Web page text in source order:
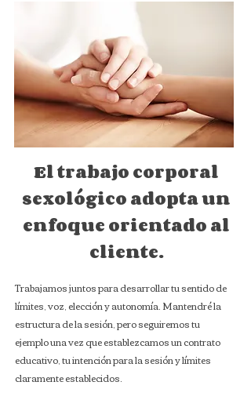
El trabajo corporal
sexológico adopta un
enfoque orientado al
cliente.
Trabajamos juntos para desarrollar tu sentido de
límites, voz, elección y autonomía. Mantendré la
estructura de la sesión, pero seguiremos tu
ejemplo una vez que establezcamos un contrato
educativo, tu intención para la sesión y límites
claramente establecidos.